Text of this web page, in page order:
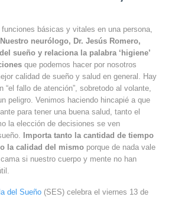
básicas y vitales en una persona,
Nuestro neurólogo, Dr. Jesús Romero,
sueño y relaciona la palabra ‘higiene’
que podemos hacer por nosotros
calidad de sueño y salud en general. Hay
“el fallo de atención”, sobretodo al volante,
peligro. Venimos haciendo hincapié a que
para tener una buena salud, tanto el
la elección de decisiones se ven
Importa tanto la cantidad de tiempo
la calidad del mismo porque de nada vale
si nuestro cuerpo y mente no han
del Sueño (SES) celebra el viernes 13 de